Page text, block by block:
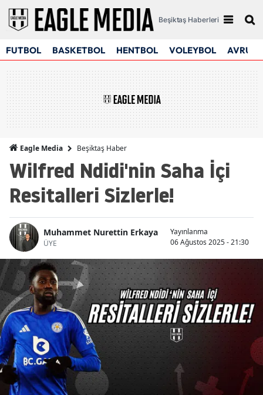
Beşiktaş Haberleri
FUTBOL BASKETBOL HENTBOL VOLEYBOL
Eagle Media Beşiktaş Haber
Wilfred Ndidi'nin Saha İçi
Resitalleri Sizlerle!
Muhammet Nurettin Erkaya
ÜYE
Yayınlanma
06 Ağustos 2025 - 21:30